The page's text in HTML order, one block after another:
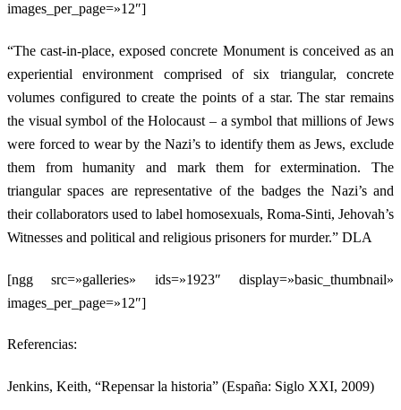
images_per_page=»12″]
“The cast-in-place, exposed concrete Monument is conceived as an
experiential environment comprised of six triangular, concrete
volumes configured to create the points of a star. The star remains
the visual symbol of the Holocaust – a symbol that millions of Jews
were forced to wear by the Nazi’s to identify them as Jews, exclude
them from humanity and mark them for extermination. The
triangular spaces are representative of the badges the Nazi’s and
their collaborators used to label homosexuals, Roma-Sinti, Jehovah’s
Witnesses and political and religious prisoners for murder.” DLA
[ngg src=»galleries» ids=»1923″ display=»basic_thumbnail»
images_per_page=»12″]
Referencias:
Jenkins, Keith, “Repensar la historia” (España: Siglo XXI, 2009)